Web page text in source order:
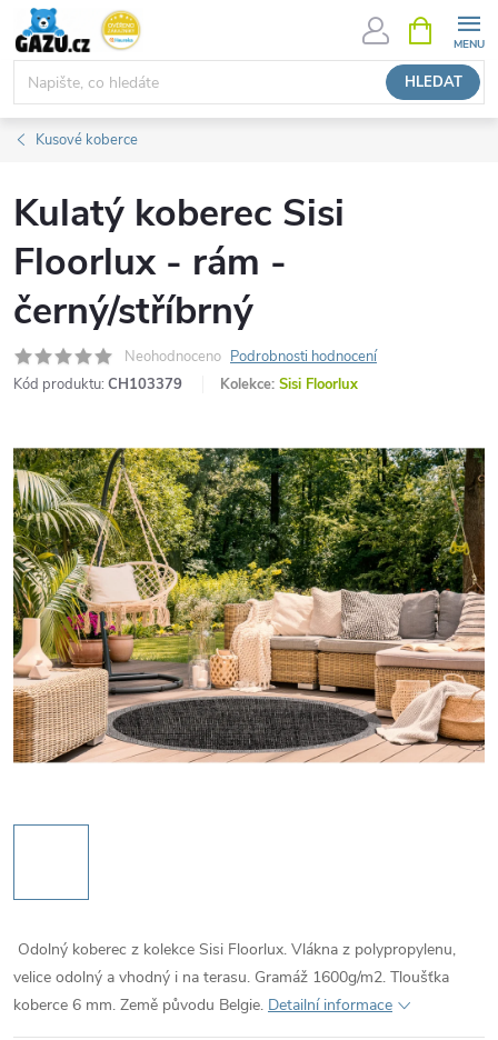
Přejít
obsah
HLEDAT
NÁKUPNÍ
KOŠÍK
Kusové koberce
Kulatý koberec Sisi
Floorlux - rám -
černý/stříbrný
Neohodnoceno Podrobnosti hodnocení
Kód produktu: CH103379 Kolekce: Sisi Floorlux
Odolný koberec z kolekce Sisi Floorlux. Vlákna z polypropylenu,
velice odolný a vhodný i na terasu. Gramáž 1600g/m2. Tloušťka
koberce 6 mm. Země původu Belgie. Detailní informace